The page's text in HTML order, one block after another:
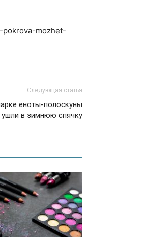
mozhet-
Следующая статья
еноты-полоскуны
ушли в зимнюю спячку